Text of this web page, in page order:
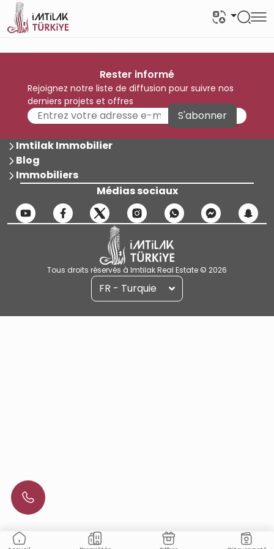
Rester informé
Rejoignez notre liste de diffusion pour suivre nos
derniers projets et offres
S'abonner
Imtilak Immobilier
Blog
Immobiliers
Médias sociaux
Tous droits réservés à Imtilak Real Estate © 2026
FR - Turquie